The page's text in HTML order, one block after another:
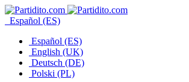
Español (ES)
Español (ES)
English (UK)
Deutsch (DE)
Polski (PL)